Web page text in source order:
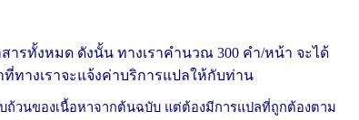
ารทั้งหมด ดังนั้น ทางเราคำนวณ 300 คำ/หน้า จะได้
ทางเราจะแจ้งค่าบริการแปลให้กับท่าน
ถ้วนของเนื้อหาจากต้นฉบับ แต่ต้องมีการแปลที่ถูกต้องตาม